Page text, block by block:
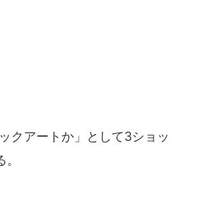
クアートか」として3ショッ